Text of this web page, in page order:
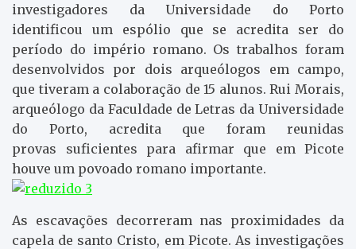
investigadores da Universidade do Porto
identificou um espólio que se acredita ser do
período do império romano. Os trabalhos foram
desenvolvidos por dois arqueólogos em campo,
que tiveram a colaboração de 15 alunos. Rui Morais,
arqueólogo da Faculdade de Letras da Universidade
do Porto, acredita que foram reunidas
provas suficientes para afirmar que em Picote
houve um povoado romano importante.
As escavações decorreram nas proximidades da
capela de santo Cristo, em Picote. As investigações